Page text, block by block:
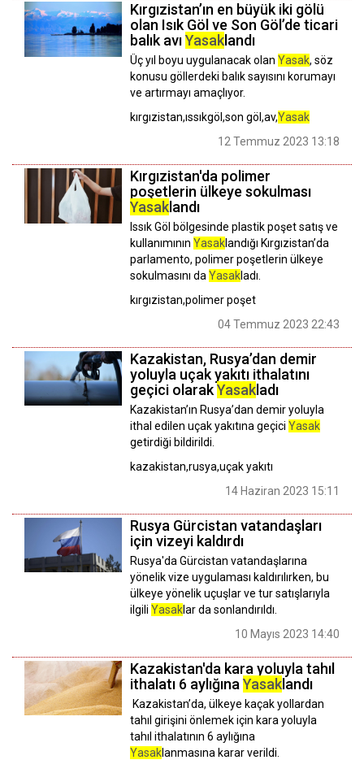
Kırgızistan’ın en büyük iki gölü
olan Isık Göl ve Son Göl’de ticari
balık avıYasak landı
Üç yıl boyu uygulanacak olan Yasak, söz
konusu göllerdeki balık sayısını korumayı
ve artırmayı amaçlıyor.
kırgızistan,ıssıkgöl,son göl,av,Yasak
12 Temmuz 2023 13:18
Kırgızistan'da polimer
poşetlerin ülkeye sokulması
Yasak landı
Issık Göl bölgesinde plastik poşet satış ve
kullanımının Yasaklandığı Kırgızistan’da
parlamento, polimer poşetlerin ülkeye
sokulmasını da Yasakladı.
kırgızistan,polimer poşet
04 Temmuz 2023 22:43
Kazakistan, Rusya’dan demir
yoluyla uçak yakıtı ithalatını
geçici olarakYasak ladı
Kazakistan’ın Rusya’dan demir yoluyla
ithal edilen uçak yakıtına geçici Yasak
getirdiği bildirildi.
kazakistan,rusya,uçak yakıtı
14 Haziran 2023 15:11
Rusya Gürcistan vatandaşları
için vizeyi kaldırdı
Rusya'da Gürcistan vatandaşlarına
yönelik vize uygulaması kaldırılırken, bu
ülkeye yönelik uçuşlar ve tur satışlarıyla
ilgili Yasaklar da sonlandırıldı.
10 Mayıs 2023 14:40
Kazakistan'da kara yoluyla tahıl
ithalatı 6 aylığına Yasaklandı
Kazakistan’da, ülkeye kaçak yollardan
tahıl girişini önlemek için kara yoluyla
tahıl ithalatının 6 aylığına
Yasaklanmasına karar verildi.